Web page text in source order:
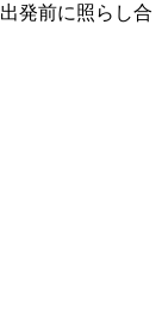
発前に照らし合